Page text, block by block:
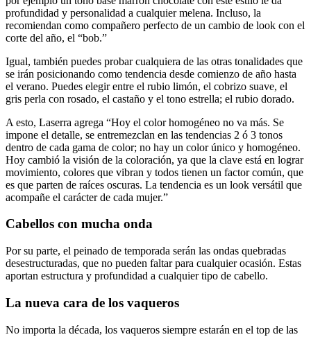
profundidad y personalidad a cualquier melena. Incluso, la
recomiendan como compañero perfecto de un cambio de look con el
corte del año, el “bob.”
Igual, también puedes probar cualquiera de las otras tonalidades que
se irán posicionando como tendencia desde comienzo de año hasta
el verano. Puedes elegir entre el rubio limón, el cobrizo suave, el
gris perla con rosado, el castaño y el tono estrella; el rubio dorado.
A esto, Laserra agrega “Hoy el color homogéneo no va más. Se
impone el detalle, se entremezclan en las tendencias 2 ó 3 tonos
dentro de cada gama de color; no hay un color único y homogéneo.
Hoy cambió la visión de la coloración, ya que la clave está en lograr
movimiento, colores que vibran y todos tienen un factor común, que
es que parten de raíces oscuras. La tendencia es un look versátil que
acompañe el carácter de cada mujer.”
Cabellos con mucha onda
Por su parte, el peinado de temporada serán las ondas quebradas
desestructuradas, que no pueden faltar para cualquier ocasión. Estas
aportan estructura y profundidad a cualquier tipo de cabello.
La nueva cara de los vaqueros
No importa la década, los vaqueros siempre estarán en el top de las